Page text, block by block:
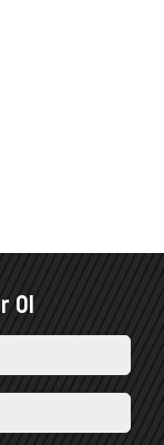
Ol